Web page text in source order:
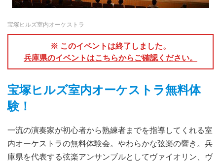
宝塚ヒルズ室内オーケストラ
※ このイベントは終了しました。
兵庫県のイベントはこちらからご確認ください。
宝塚ヒルズ室内オーケストラ無料体
験！
一流の演奏家が初心者から熟練者までを指導してくれる室
内オーケストラの無料体験会。やわらかな弦楽の響き。兵
庫県を代表する弦楽アンサンブルとしてヴァイオリン、ヴ